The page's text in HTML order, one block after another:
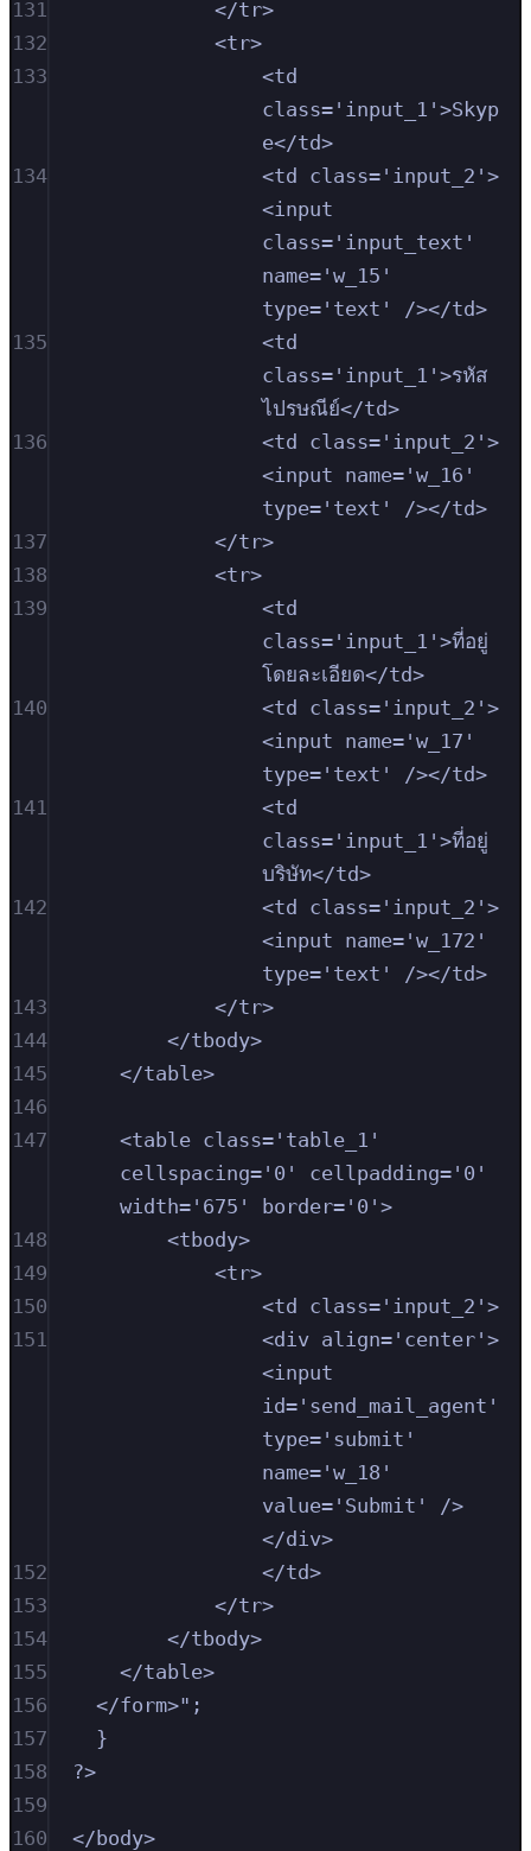
131
</tr>
132
<tr>
133
<td
class='input_1'>Skyp
e</td>
134
<td class='input_2'>
<input
class='input_text'
name='w_15'
type='text' /></td>
135
<td
class='input_1'>รหัส
ไปรษณีย์</td>
136
<td class='input_2'>
<input name='w_16'
type='text' /></td>
137
</tr>
138
<tr>
139
<td
class='input_1'>ที่อยู่
โดยละเอียด</td>
140
<td class='input_2'>
<input name='w_17'
type='text' /></td>
141
<td
class='input_1'>ที่อยู่
บริษัท</td>
142
<td class='input_2'>
<input name='w_172'
type='text' /></td>
143
</tr>
144
</tbody>
145
</table>
146
147
<table class='table_1'
cellspacing='0' cellpadding='0'
width='675' border='0'>
148
<tbody>
149
<tr>
150
<td class='input_2'>
151
<div align='center'>
<input
id='send_mail_agent'
type='submit'
name='w_18'
value='Submit' />
</div>
152
</td>
153
</tr>
154
</tbody>
155
</table>
156
</form>";
157
}
158
?>
159
160
</body>